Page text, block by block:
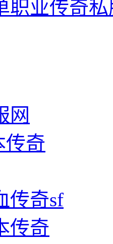
职业传奇
网
传奇
传奇sf
传奇